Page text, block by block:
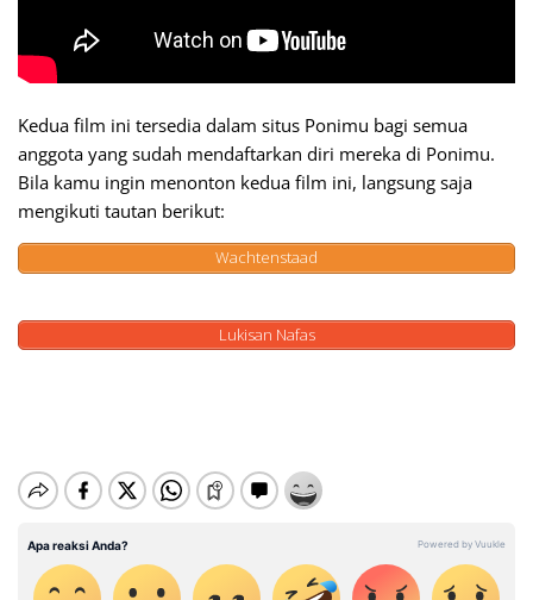
Kedua film ini tersedia dalam situs Ponimu bagi semua
anggota yang sudah mendaftarkan diri mereka di Ponimu.
Bila kamu ingin menonton kedua film ini, langsung saja
mengikuti tautan berikut:
Wachtenstaad
Lukisan Nafas